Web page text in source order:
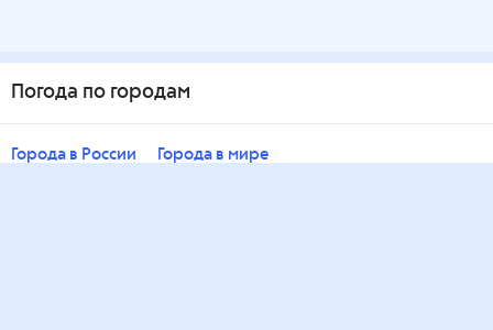
Погода по городам
Города в России Города в мире